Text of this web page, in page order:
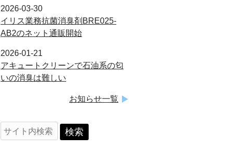
2026-03-30
イリス業務抗菌消臭剤BRE025-
AB2のネット通販開始
2026-01-21
アキュートクリーンで石油系の匂
いの消臭は難しい
お知らせ一覧